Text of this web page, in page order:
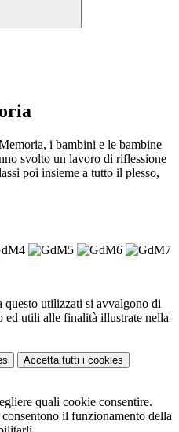
i bambini e le bambine
svolto un lavoro di riflessione
poi insieme a tutto il plesso,
questo utilizzati si avvalgono di
ed utili alle finalità illustrate nella
Accetta tutti i cookies
quali cookie consentire.
il funzionamento della